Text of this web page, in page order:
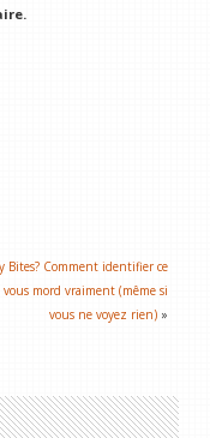
Bites? Comment identifier ce
mord vraiment (même si
vous ne voyez rien) »